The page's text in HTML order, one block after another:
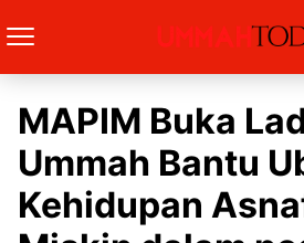
MAPIM Buka
Ummah Bantu
Kehidupan